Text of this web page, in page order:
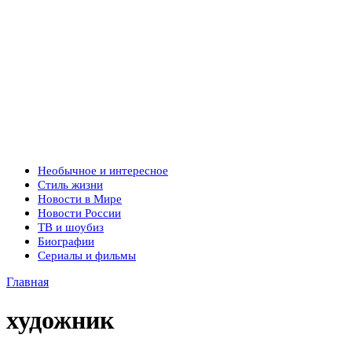
Необычное и интересное
Стиль жизни
Новости в Мире
Новости России
ТВ и шоубиз
Биографии
Сериалы и фильмы
Главная
художник